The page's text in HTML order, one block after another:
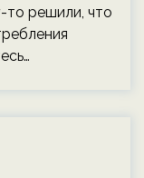
то решили, что